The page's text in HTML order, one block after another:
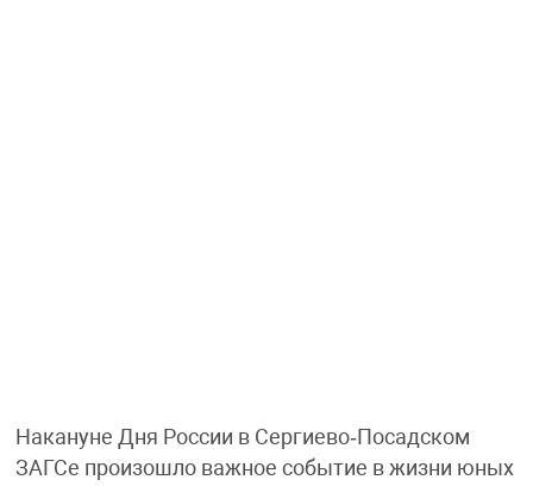
Накануне Дня России в Сергиево‑Посадском
ЗАГСе произошло важное событие в жизни юных